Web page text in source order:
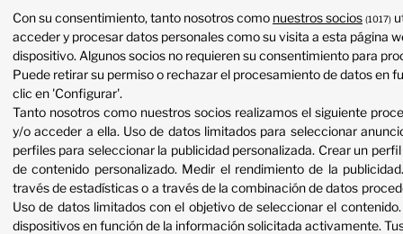
Con su consentimiento, tanto nosotros como nuestros socios (1017)
acceder y procesar datos personales como su visita a esta página
dispositivo. Algunos socios no requieren su consentimiento para
Puede retirar su permiso o rechazar el procesamiento de datos en
clic en 'Configurar'.
Tanto nosotros como nuestros socios realizamos el siguiente
y/o acceder a ella. Uso de datos limitados para seleccionar
perfiles para seleccionar la publicidad personalizada. Crear un
de contenido personalizado. Medir el rendimiento de la publicidad
través de estadísticas o a través de la combinación de datos
Uso de datos limitados con el objetivo de seleccionar el contenido
dispositivos en función de la información solicitada activamente.